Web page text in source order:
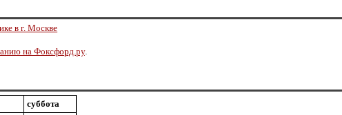
в г. Москве
на Фоксфорд.ру.
суббота